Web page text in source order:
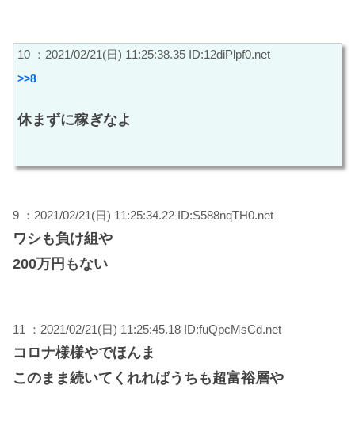
10 ：2021/02/21(日) 11:25:38.35 ID:12diPlpf0.net
>>8
休まずに稼ぎなよ
9 ：2021/02/21(日) 11:25:34.22 ID:S588nqTH0.net
ワシも負け組や
200万円もない
11 ：2021/02/21(日) 11:25:45.18 ID:fuQpcMsCd.net
コロナ様様やでほんま
このまま続いてくれればうちも超富裕層や